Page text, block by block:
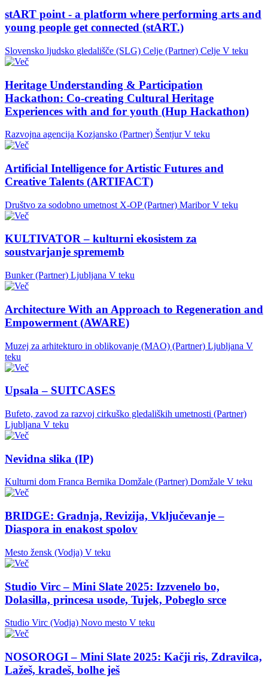
stART point - a platform where performing arts and
young people get connected (stART.)
Slovensko ljudsko gledališče (SLG) Celje (Partner) Celje V teku
Heritage Understanding & Participation
Hackathon: Co-creating Cultural Heritage
Experiences with and for youth (Hup Hackathon)
Razvojna agencija Kozjansko (Partner) Šentjur V teku
Artificial Intelligence for Artistic Futures and
Creative Talents (ARTIFACT)
Društvo za sodobno umetnost X-OP (Partner) Maribor V teku
KULTIVATOR – kulturni ekosistem za
soustvarjanje sprememb
Bunker (Partner) Ljubljana V teku
Architecture With an Approach to Regeneration and
Empowerment (AWARE)
Muzej za arhitekturo in oblikovanje (MAO) (Partner) Ljubljana V
teku
Upsala – SUITCASES
Bufeto, zavod za razvoj cirkuško gledaliških umetnosti (Partner)
Ljubljana V teku
Nevidna slika (IP)
Kulturni dom Franca Bernika Domžale (Partner) Domžale V teku
BRIDGE: Gradnja, Revizija, Vključevanje –
Diaspora in enakost spolov
Mesto žensk (Vodja) V teku
Studio Virc – Mini Slate 2025: Izzvenelo bo,
Dolasilla, princesa usode, Tujek, Pobeglo srce
Studio Virc (Vodja) Novo mesto V teku
NOSOROGI – Mini Slate 2025: Kačji ris, Zdravilca,
Lažeš, kradeš, bolhe ješ